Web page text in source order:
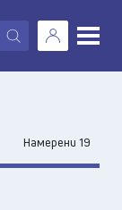
X
Намерени 19